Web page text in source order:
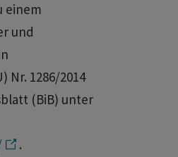
einem
und
Nr. 1286/2014
(BiB) unter
.